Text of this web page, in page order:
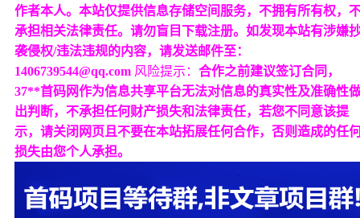
作者本人。本站仅提供信息存储空间服务，不拥有所有权，
承担相关法律责任。请勿盲目下载注册。如发现本站有涉嫌
袭侵权/违法违规的内容，请发送邮件至：
1406739544@qq.com 风险提示： 合作之前建议签订合同，
37**首码网作为信息共享平台无法对信息的真实性及准确性
出判断，不承担任何财产损失和法律责任，若您不同意该提
示，请关闭网页且不要在本站拓展任何合作，否则造成的任
损失由您个人承担。